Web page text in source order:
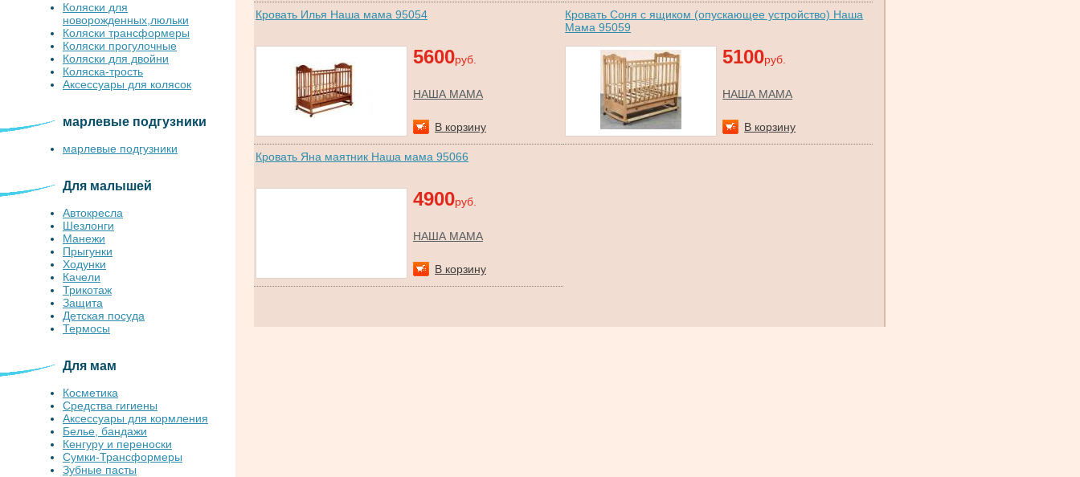
Кровать Илья Наша мама 95054
5600руб.
НАША МАМА
В корзину
Кровать Соня с ящиком (опускающее устройство) Наша
Мама 95059
5100руб.
НАША МАМА
В корзину
Кровать Яна маятник Наша мама 95066
4900руб.
НАША МАМА
В корзину
Коляски для
новорожденных,люльки
Коляски трансформеры
Коляски прогулочные
Коляски для двойни
Коляска-трость
Аксессуары для колясок
марлевые подгузники
марлевые подгузники
Для малышей
Автокресла
Шезлонги
Манежи
Прыгунки
Ходунки
Качели
Трикотаж
Защита
Детская посуда
Термосы
Для мам
Косметика
Средства гигиены
Аксессуары для кормления
Белье, бандажи
Кенгуру и переноски
Сумки-Трансформеры
Зубные пасты